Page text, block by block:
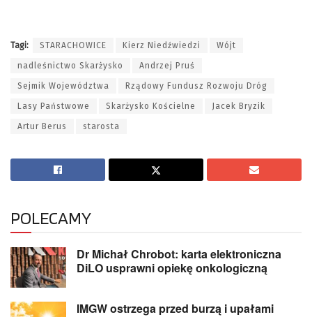
Tagi: STARACHOWICE Kierz Niedźwiedzi Wójt
nadleśnictwo Skarżysko Andrzej Pruś
Sejmik Województwa Rządowy Fundusz Rozwoju Dróg
Lasy Państwowe Skarżysko Kościelne Jacek Bryzik
Artur Berus starosta
POLECAMY
Dr Michał Chrobot: karta elektroniczna
DiLO usprawni opiekę onkologiczną
IMGW ostrzega przed burzą i upałami